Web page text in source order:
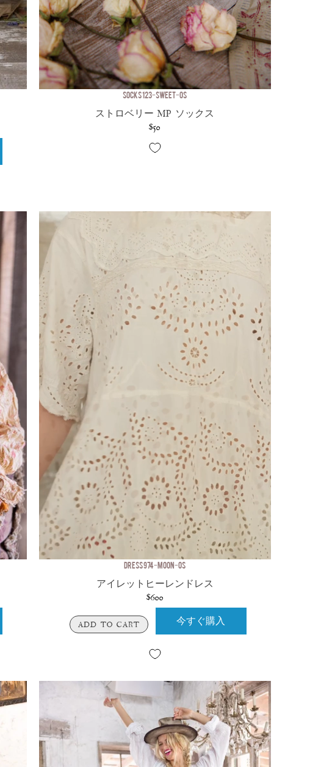
SOCKS 123-SWEET-OS
ストロベリー MP ソックス
$50
DRESS 974-MOON-OS
アイレットヒーレンドレス
$600
ADD TO CART 今すぐ購入